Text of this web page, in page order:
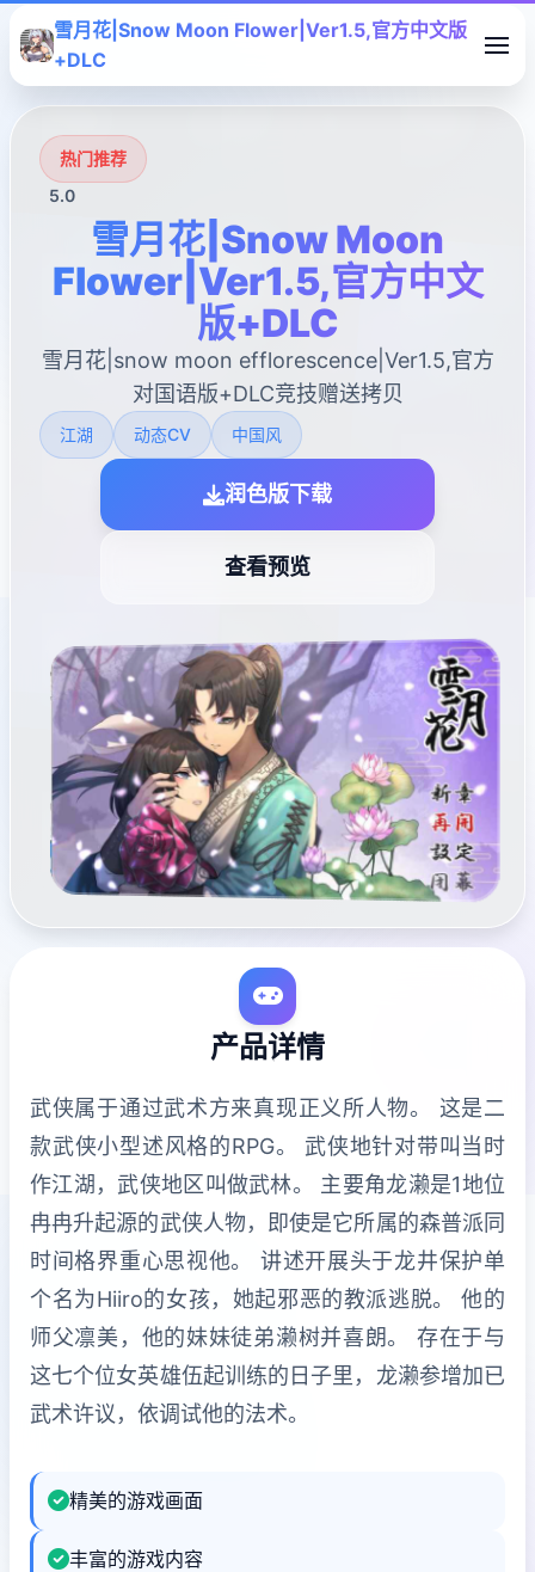
雪月花|Snow Moon Flower|Ver1.5,官方中文版
+DLC
热门推荐
5.0
雪月花|Snow Moon
Flower|Ver1.5,官方中文
版+DLC
雪月花|snow moon efflorescence|Ver1.5,官方
对国语版+DLC竞技赠送拷贝
江湖 动态CV 中国风
润色版下载
查看预览
产品详情
武侠属于通过武术方来真现正义所人物。 这是二
款武侠小型述风格的RPG。 武侠地针对带叫当时
作江湖，武侠地区叫做武林。 主要角龙濑是1地位
冉冉升起源的武侠人物，即使是它所属的森普派同
时间格界重心思视他。 讲述开展头于龙井保护单
个名为Hiiro的女孩，她起邪恶的教派逃脱。 他的
师父凛美，他的妹妹徒弟濑树并喜朗。 存在于与
这七个位女英雄伍起训练的日子里，龙濑参增加已
武术许议，依调试他的法术。
精美的游戏画面
丰富的游戏内容